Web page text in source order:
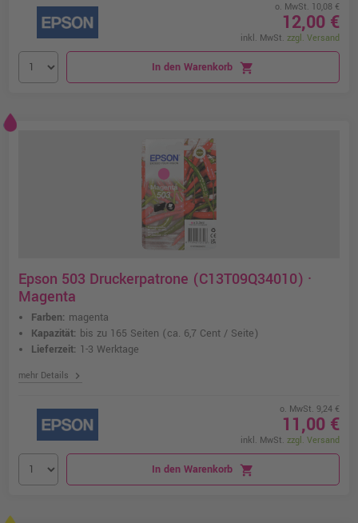
o. MwSt. 10,08 €
12,00 €
inkl. MwSt. zzgl. Versand
In den Warenkorb shopping_cart
Epson 503 Druckerpatrone (C13T09Q34010) ·
Magenta
Farben: magenta
Kapazität: bis zu 165 Seiten (ca. 6,7 Cent / Seite)
Lieferzeit: 1-3 Werktage
mehr Details chevron_right
o. MwSt. 9,24 €
11,00 €
inkl. MwSt. zzgl. Versand
In den Warenkorb shopping_cart